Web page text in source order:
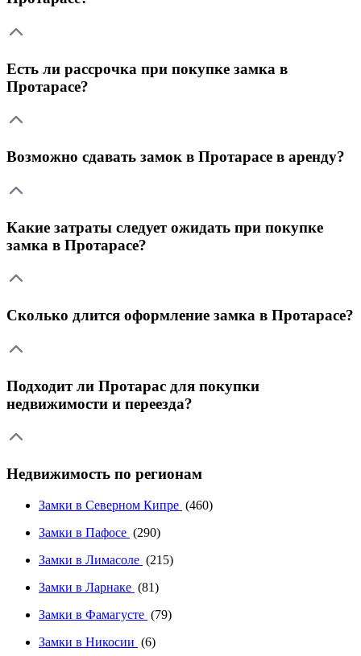
Есть ли рассрочка при покупке замка в
Протарасе?
Возможно сдавать замок в Протарасе в аренду?
Какие затраты следует ожидать при покупке
замка в Протарасе?
Сколько длится оформление замка в Протарасе?
Подходит ли Протарас для покупки
недвижимости и переезда?
Недвижимость по регионам
Замки в Северном Кипре (460)
Замки в Пафосе (290)
Замки в Лимасоле (215)
Замки в Ларнаке (81)
Замки в Фамагусте (79)
Замки в Никосии (6)